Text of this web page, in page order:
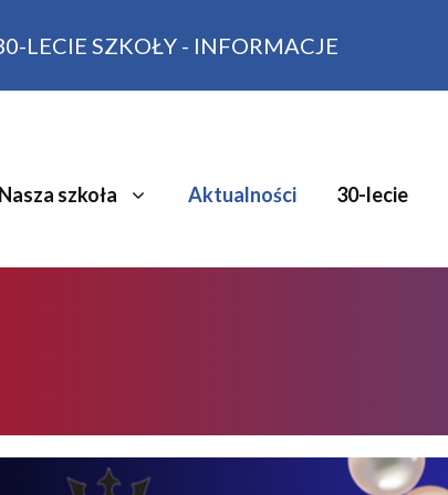
LECIE SZKOŁY - INFORMACJE
Nasza szkoła Aktualności 30-lecie